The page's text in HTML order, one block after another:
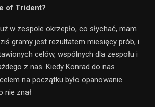
of Trident?
w zespole okrzepło, co słychać, mam
gramy jest rezultatem miesięcy prób, i
celów, wspólnych dla zespołu i
z nas. Kiedy Konrad do nas
na początku było opanowanie
nie znał